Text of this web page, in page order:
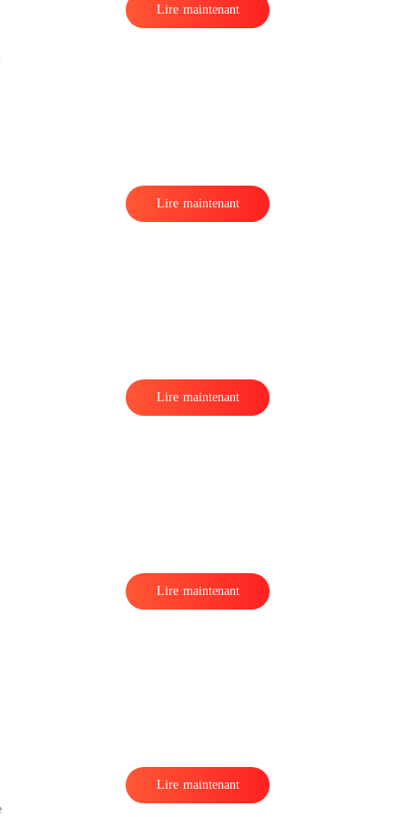
Lire maintenant
Lire maintenant
Lire maintenant
Lire maintenant
Lire maintenant